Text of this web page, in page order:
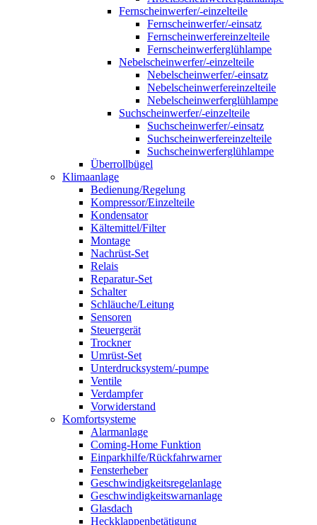
Fernscheinwerfer/-einzelteile
Fernscheinwerfer/-einsatz
Fernscheinwerfereinzelteile
Fernscheinwerferglühlampe
Nebelscheinwerfer/-einzelteile
Nebelscheinwerfer/-einsatz
Nebelscheinwerfereinzelteile
Nebelscheinwerferglühlampe
Suchscheinwerfer/-einzelteile
Suchscheinwerfer/-einsatz
Suchscheinwerfereinzelteile
Suchscheinwerferglühlampe
Überrollbügel
Klimaanlage
Bedienung/Regelung
Kompressor/Einzelteile
Kondensator
Kältemittel/Filter
Montage
Nachrüst-Set
Relais
Reparatur-Set
Schalter
Schläuche/Leitung
Sensoren
Steuergerät
Trockner
Umrüst-Set
Unterdrucksystem/-pumpe
Ventile
Verdampfer
Vorwiderstand
Komfortsysteme
Alarmanlage
Coming-Home Funktion
Einparkhilfe/Rückfahrwarner
Fensterheber
Geschwindigkeitsregelanlage
Geschwindigkeitswarnanlage
Glasdach
Heckklappenbetätigung